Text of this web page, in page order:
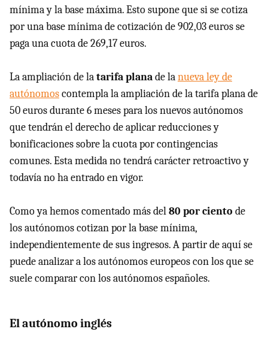
mínima y la base máxima. Esto supone que si se cotiza
por una base mínima de cotización de 902,03 euros se
paga una cuota de 269,17 euros.
La ampliación de latarifa planade lanueva ley de
autónomoscontempla la ampliación de la tarifa plana de
50 euros durante 6 meses para los nuevos autónomos
que tendrán el derecho de aplicar reducciones y
bonificaciones sobre la cuota por contingencias
comunes. Esta medida no tendrá carácter retroactivo y
todavía no ha entrado en vigor.
Como ya hemos comentado más del80 por ciento de
los autónomos cotizan por la base mínima,
independientemente de sus ingresos. A partir de aquí se
puede analizar a los autónomos europeos con los que se
suele comparar con los autónomos españoles.
El autónomo inglés